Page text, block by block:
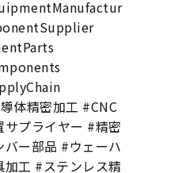
体精密加工 #CNC
プライヤー #精密
ー部品 #ウェーハ
工 #ステンレス精